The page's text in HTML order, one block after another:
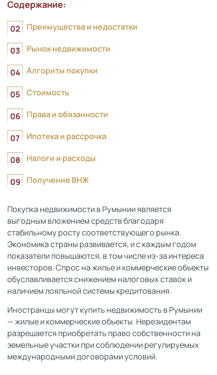
Содержание:
Преимущества и недостатки
Рынок недвижимости
Алгоритм покупки
Стоимость
Права и обязанности
Ипотека и рассрочка
Налоги и расходы
Получение ВНЖ
Покупка недвижимости в Румынии является
выгодным вложением средств благодаря
стабильному росту соответствующего рынка.
Экономика страны развивается, и с каждым годом
показатели повышаются, в том числе из-за интереса
инвесторов. Спрос на жилье и коммерческие объекты
обуславливается снижением налоговых ставок и
наличием лояльной системы кредитования.
Иностранцы могут купить недвижимость в Румынии
— жилые и коммерческие объекты. Нерезидентам
разрешается приобретать право собственности на
земельные участки при соблюдении регулируемых
международными договорами условий.